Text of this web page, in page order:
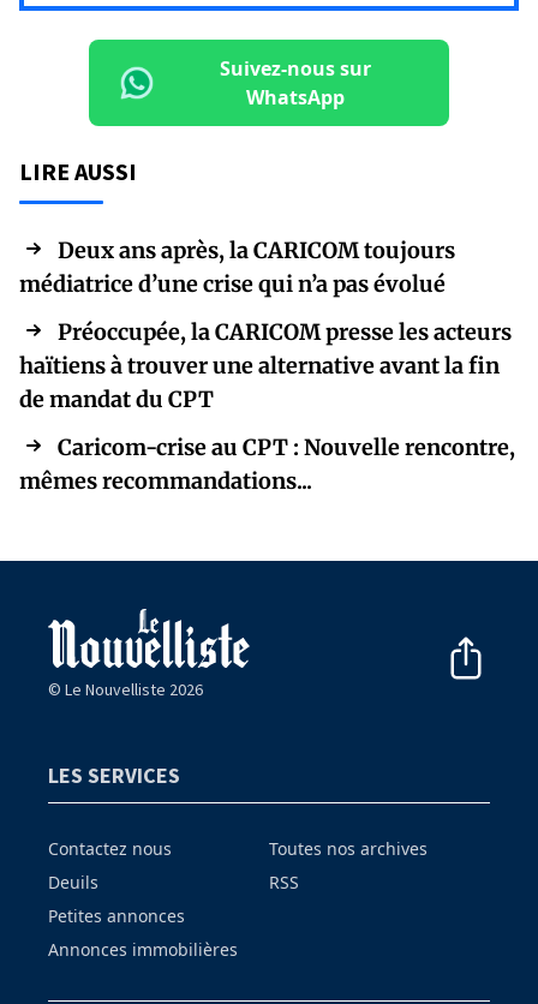
Suivez-nous sur
WhatsApp
LIRE AUSSI
Deux ans après, la CARICOM toujours
médiatrice d’une crise qui n’a pas évolué
Préoccupée, la CARICOM presse les acteurs
haïtiens à trouver une alternative avant la fin
de mandat du CPT
Caricom-crise au CPT : Nouvelle rencontre,
mêmes recommandations...
© Le Nouvelliste 2026
LES SERVICES
Contactez nous
Deuils
Petites annonces
Annonces immobilières
Toutes nos archives
RSS